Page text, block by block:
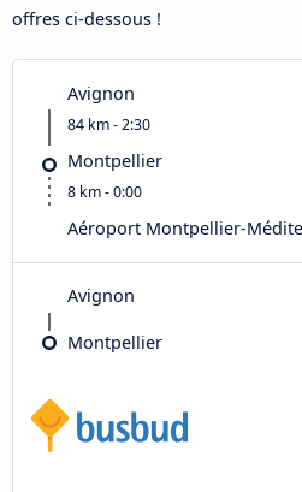
offres ci-dessous !
Avignon
84 km - 2:30
Montpellier
8 km - 0:00
Aéroport Montpellier-
Avignon
Montpellier